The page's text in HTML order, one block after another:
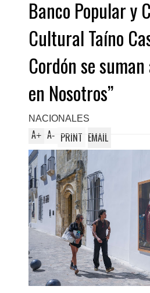
Domingo Este
Banco Popular y
Cultural Taíno
Cordón se suman
en Nosotros”
NACIONALES
A+ A- PRINT EMAIL